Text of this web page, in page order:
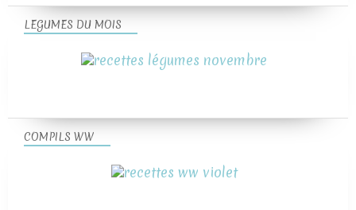
LEGUMES DU MOIS
COMPILS WW